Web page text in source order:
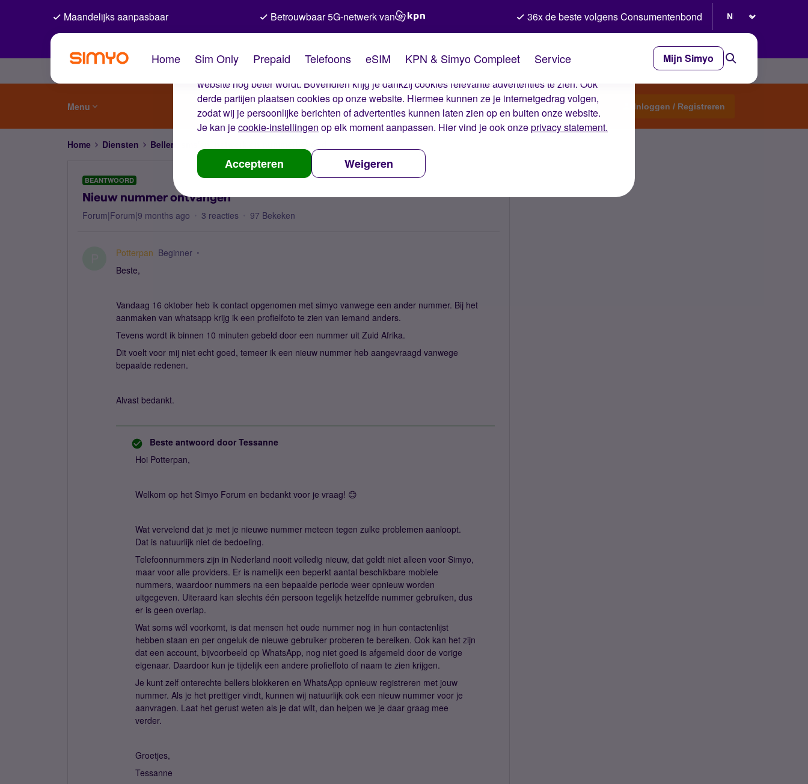
De cookies van Simyo
Wij gebruiken cookies op onze website. Met deze cookies zorgen wij ervoor dat je ervaring op de
website nog beter wordt. Bovendien krijg je dankzij cookies relevante advertenties te zien. Ook
derde partijen plaatsen cookies op onze website. Hiermee kunnen ze je internetgedrag volgen,
zodat wij je persoonlijke berichten of advertenties kunnen laten zien op en buiten onze website.
Je kan jecookie-instellingen op elk moment aanpassen. Hier vind je ook onzeprivacy statement.
Accepteren Weigeren
Maandelijks aanpasbaar Betrouwbaar 5G-netwerk van 36x de beste volgens Consumentenbond
Home Sim Only Prepaid Telefoons eSIM KPN & Simyo Compleet Service Mijn Simyo
Menu Start een topic Inloggen / Registreren
Home Diensten Bellen, sms'en, netwerk en nummerbehoud
BEANTWOORD
Nieuw nummer ontvangen
Forum|Forum|9 months ago 3 reacties 97 Bekeken
Potterpan Beginner
Beste,
Vandaag 16 oktober heb ik contact opgenomen met simyo vanwege een ander nummer. Bij het
aanmaken van whatsapp krijg ik een profielfoto te zien van iemand anders.
Tevens wordt ik binnen 10 minuten gebeld door een nummer uit Zuid Afrika.
Dit voelt voor mij niet echt goed, temeer ik een nieuw nummer heb aangevraagd vanwege
bepaalde redenen.
Alvast bedankt.
Beste antwoord door Tessanne
Hoi Potterpan,
Welkom op het Simyo Forum en bedankt voor je vraag! 😊
Wat vervelend dat je met je nieuwe nummer meteen tegen zulke problemen aanloopt.
Dat is natuurlijk niet de bedoeling.
Telefoonnummers zijn in Nederland nooit volledig nieuw, dat geldt niet alleen voor Simyo,
maar voor alle providers. Er is namelijk een beperkt aantal beschikbare mobiele
nummers, waardoor nummers na een bepaalde periode weer opnieuw worden
uitgegeven. Uiteraard kan slechts één persoon tegelijk hetzelfde nummer gebruiken, dus
er is geen overlap.
Wat soms wél voorkomt, is dat mensen het oude nummer nog in hun contactenlijst
hebben staan en per ongeluk de nieuwe gebruiker proberen te bereiken. Ook kan het zijn
dat een account, bijvoorbeeld op WhatsApp, nog niet goed is afgemeld door de vorige
eigenaar. Daardoor kun je tijdelijk een andere profielfoto of naam te zien krijgen.
Je kunt zelf onterechte bellers blokkeren en WhatsApp opnieuw registreren met jouw
nummer. Als je het prettiger vindt, kunnen wij natuurlijk ook een nieuw nummer voor je
aanvragen. Laat het gerust weten als je dat wilt, dan helpen we je daar graag mee
verder.
Groetjes,
Tessanne